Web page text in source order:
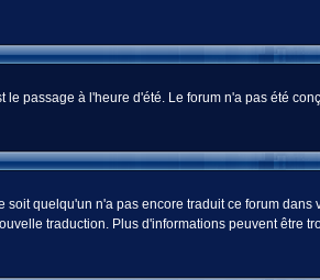
passage à l'heure d'été. Le forum n'a pas été
quelqu'un n'a pas encore traduit ce forum
traduction. Plus d'informations peuvent être